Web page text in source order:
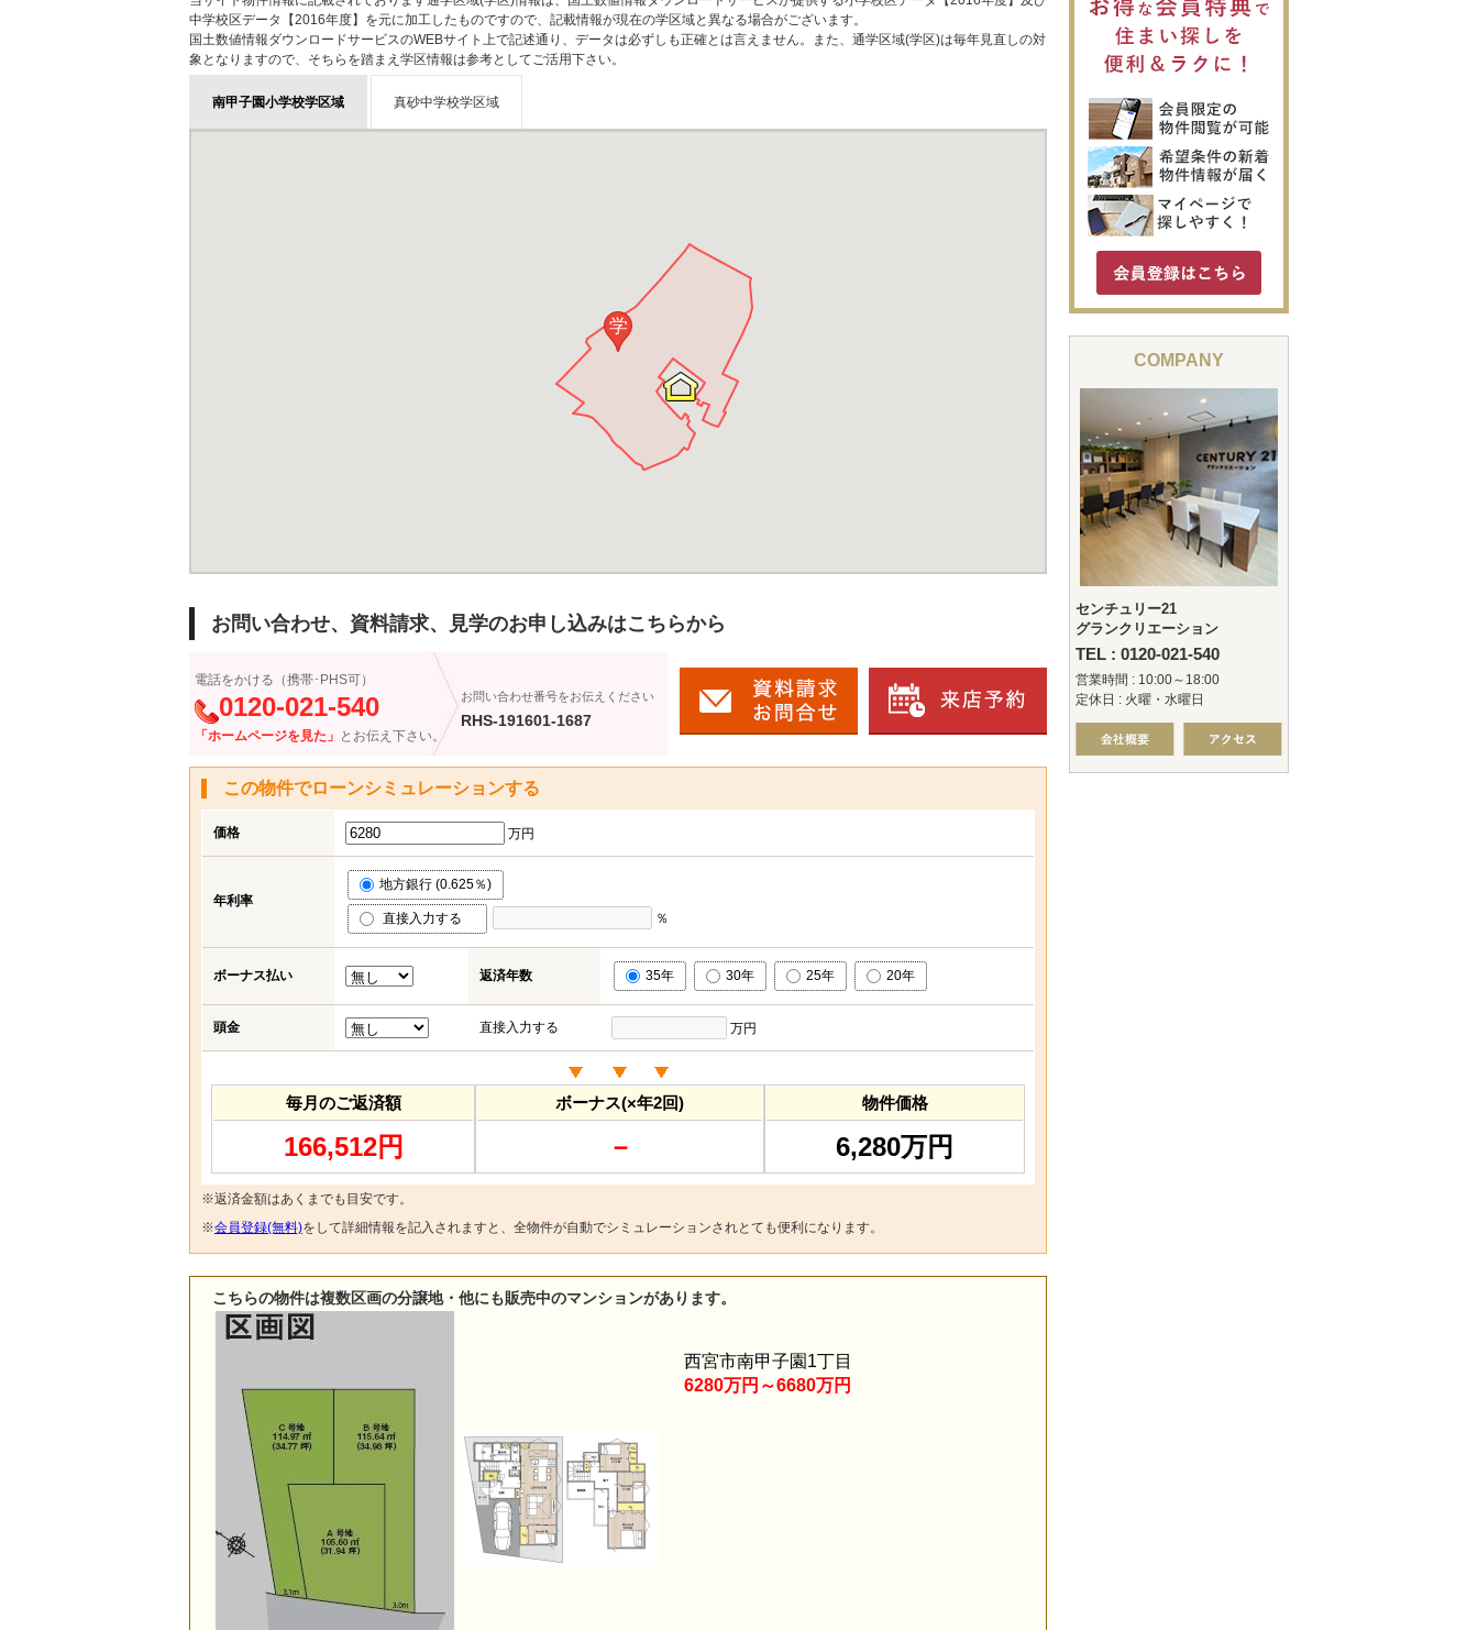
中学校区データ【2016年度】を元に加工したものですので、記載情報が現在の学区域と異なる場合がございます。
国土数値情報ダウンロードサービスのWEBサイト上で記述通り、データは必ずしも正確とは言えません。また、通学区域(学区)は毎年見直しの対
象となりますので、そちらを踏まえ学区情報は参考としてご活用下さい。
南甲子園小学校学区域 真砂中学校学区域
学
お問い合わせ、資料請求、見学のお申し込みはこちらから
電話をかける（携帯･PHS可）
0120-021-540
「ホームページを見た」 とお伝え下さい。
お問い合わせ番号をお伝えください
RHS-191601-1687
この物件でローンシミュレーションする
価格 万円
年利率
地方銀行 (0.625％)
直接入力する ％
ボーナス払い 返済年数 35年 30年 25年 20年
頭金 直接入力する 万円
毎月のご返済額
166,512円
ボーナス(×年2回)
－
物件価格
6,280万円
※返済金額はあくまでも目安です。
※会員登録(無料)をして詳細情報を記入されますと、全物件が自動でシミュレーションされとても便利になります。
こちらの物件は複数区画の分譲地・他にも販売中のマンションがあります。
西宮市南甲子園1丁目
6280万円～6680万円
COMPANY
センチュリー21
グランクリエーション
TEL : 0120-021-540
営業時間 : 10:00～18:00
定休日 : 火曜・水曜日